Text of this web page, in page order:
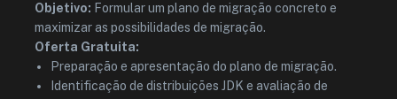
Objetivo: Formular um plano de migração concreto e
maximizar as possibilidades de migração.
Oferta Gratuita:
Preparação e apresentação do plano de migração.
Identificação de distribuições JDK e avaliação de